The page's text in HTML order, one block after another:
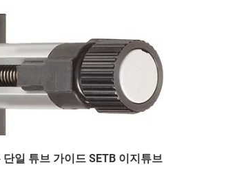
일 튜브 가이드 SETB 이지튜브